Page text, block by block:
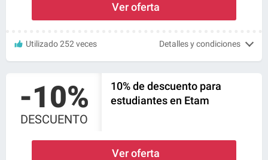
Ver oferta
Utilizado 252 veces Detalles y condiciones
-10%
DESCUENTO
10% de descuento para
estudiantes en Etam
Ver oferta